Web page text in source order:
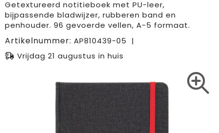
Promo
Papier
Merken
Overig textiel
Rugzakken
Getextureerd notitieboek met PU-leer,
bijpassende bladwijzer, rubberen band en
penhouder. 96 gevoerde vellen, A-5 formaat.
Artikelnummer: AP810439-05
Vrijdag 21 augustus in huis